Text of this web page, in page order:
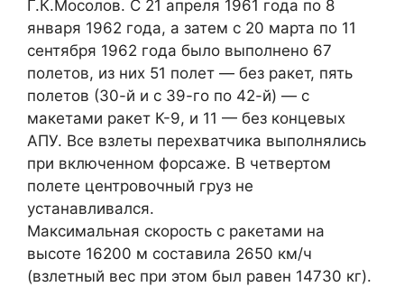
Г.К.Мосолов. С 21 апреля 1961 года по 8
января 1962 года, а затем с 20 марта по 11
сентября 1962 года было выполнено 67
полетов, из них 51 полет — без ракет, пять
полетов (30-й и с 39-го по 42-й) — с
макетами ракет К-9, и 11 — без концевых
АПУ. Все взлеты перехватчика выполнялись
при включенном форсаже. В четвертом
полете центровочный груз не
устанавливался.
Максимальная скорость с ракетами на
высоте 16200 м составила 2650 км/ч
(взлетный вес при этом был равен 14730 кг).